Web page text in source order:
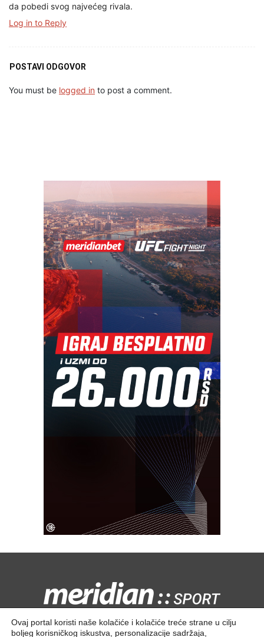
da pobedi svog najvećeg rivala.
Log in to Reply
POSTAVI ODGOVOR
You must be logged in to post a comment.
Kontaktirajte nas:redakcija@meridiansport.rs
Ovaj portal koristi naše kolačiće i kolačiće treće strane u cilju
boljeg korisničkog iskustva, personalizacije sadržaja,